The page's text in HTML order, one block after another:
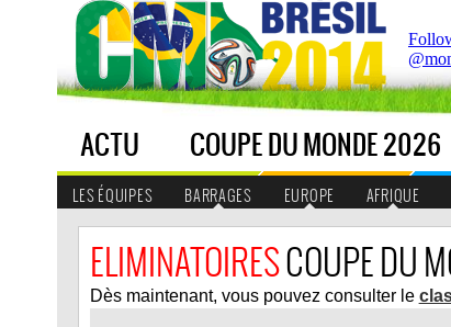
ACTU COUPE DU MONDE 2026
LES ÉQUIPES BARRAGES EUROPE AFRIQUE
ELIMINATOIRESCOUPE DU
Dès maintenant, vous pouvez consulter le